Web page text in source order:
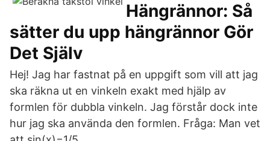
Hängrännor: Så
sätter du upp hängrännor Gör
Det Själv
Hej! Jag har fastnat på en uppgift som vill att jag
ska räkna ut en vinkeln exakt med hjälp av
formlen för dubbla vinkeln. Jag förstår dock inte
hur jag ska använda den formlen. Fråga: Man vet